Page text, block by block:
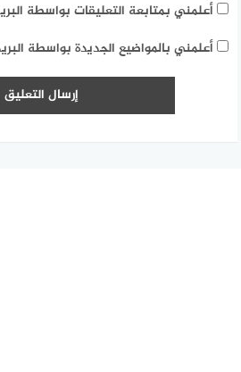
أعلمني بمتابعة التعليقات بواسطة
أعلمني بالمواضيع الجديدة بواسطة